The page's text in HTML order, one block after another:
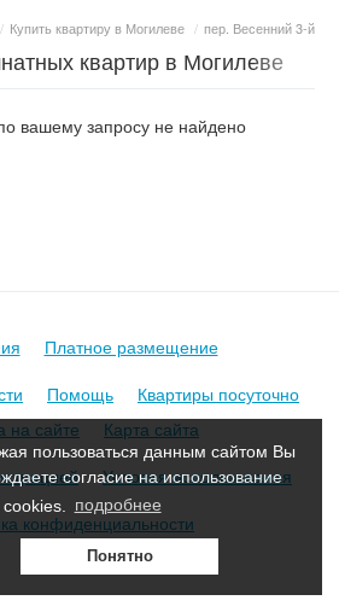
пользоваться данным сайтом Вы
согласие на использование
подробнее
Понятно
/ Купить квартиру в Могилеве / пер. Весенний 3-й
квартир в Могилеве
вашему запросу не найдено
Платное размещение
Помощь
Квартиры посуточно
на сайте
Карта сайта
Условия использования
конфиденциальности